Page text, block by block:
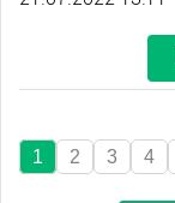
1 2 3 4